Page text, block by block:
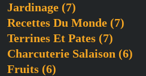
Jardinage (7)
Recettes Du Monde (7)
Terrines Et Pates (7)
Charcuterie Salaison (6)
Fruits (6)